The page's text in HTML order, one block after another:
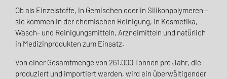
Ob als Einzelstoffe, in Gemischen oder in Silikonpolymeren –
sie kommen in der chemischen Reinigung, in Kosmetika,
Wasch- und Reinigungsmitteln, Arzneimitteln und natürlich
in Medizinprodukten zum Einsatz.
Von einer Gesamtmenge von 261.000 Tonnen pro Jahr, die
produziert und importiert werden, wird ein überwältigender